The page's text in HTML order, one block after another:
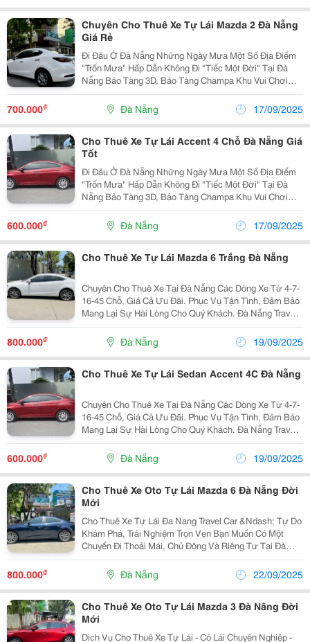
Chuyên Cho Thuê Xe Tự Lái Mazda 2 Đà Nẵng
Giá Rẻ
Đi Đâu Ở Đà Nẵng Những Ngày Mưa Một Số Địa Điểm
"Trốn Mưa" Hấp Dẫn Không Đi "Tiếc Một Đời" Tại Đà
Nẵng Bảo Tàng 3D, Bảo Tàng Champa Khu Vui Chơi
Helio Center Công Viên Nước Nóng Mikazuki Trung
Tâm Thương Mại Vincom Thưởng Thức Bánh Xèo ...
700.000₫ Đà Nẵng 17/09/2025
Cho Thuê Xe Tự Lái Accent 4 Chỗ Đà Nẵng Giá
Tốt
Đi Đâu Ở Đà Nẵng Những Ngày Mưa Một Số Địa Điểm
"Trốn Mưa" Hấp Dẫn Không Đi "Tiếc Một Đời" Tại Đà
Nẵng Bảo Tàng 3D, Bảo Tàng Champa Khu Vui Chơi
Helio Center Công Viên Nước Nóng Mikazuki Trung
Tâm Thương Mại Vincom Thưởng Thức Bánh Xèo ...
600.000₫ Đà Nẵng 17/09/2025
Cho Thuê Xe Tự Lái Mazda 6 Trắng Đà Nẵng
Chuyên Cho Thuê Xe Tại Đà Nẵng Các Dòng Xe Từ 4-7-
16-45 Chỗ, Giá Cả Ưu Đãi. Phục Vụ Tận Tình, Đảm Bảo
Mang Lại Sự Hài Lòng Cho Quý Khách. Đà Nẵng Travel
Car Chúng Tôi Chuyên Cung Cấp Các Dịch Vụ Như Sau:
Cho Thuê Xe 4-7 Chỗ ( Có Tài Và Tự Lái) ...
800.000₫ Đà Nẵng 19/09/2025
Cho Thuê Xe Tự Lái Sedan Accent 4C Đà Nẵng
Chuyên Cho Thuê Xe Tại Đà Nẵng Các Dòng Xe Từ 4-7-
16-45 Chỗ, Giá Cả Ưu Đãi. Phục Vụ Tận Tình, Đảm Bảo
Mang Lại Sự Hài Lòng Cho Quý Khách. Đà Nẵng Travel
Car Chúng Tôi Chuyên Cung Cấp Các Dịch Vụ Như Sau:
Cho Thuê Xe 4-7 Chỗ ( Có Tài Và Tự Lái) ...
600.000₫ Đà Nẵng 19/09/2025
Cho Thuê Xe Oto Tự Lái Mazda 6 Đà Nẵng Đời
Mới
Cho Thuê Xe Tự Lái Đa Nang Travel Car &Ndash; Tự Do
Khám Phá, Trải Nghiệm Trọn Vẹn Bạn Muốn Có Một
Chuyến Đi Thoải Mái, Chủ Động Và Riêng Tư Tại Đà
Nẵng? Dịch Vụ Cho Thuê Xe Tự Lái Đà Nẵng Chính Là
Lựa Chọn Lý Tưởng Dành Cho Bạn. Với Nhiều Dòng
800.000₫ Đà Nẵng 22/09/2025
Cho Thuê Xe Oto Tự Lái Mazda 3 Đà Nãng Đời
Mới
Dịch Vụ Cho Thuê Xe Tự Lái - Có Lái Chuyên Nghiệp -